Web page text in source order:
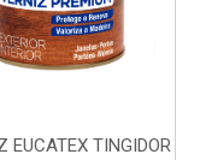
EUCATEX TINGIDOR